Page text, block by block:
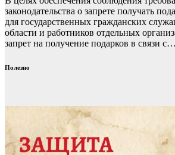
законодательства о запрете получать
для государственных гражданских
области и работников отдельных
запрет на получение подарков в связи с…
Полезно